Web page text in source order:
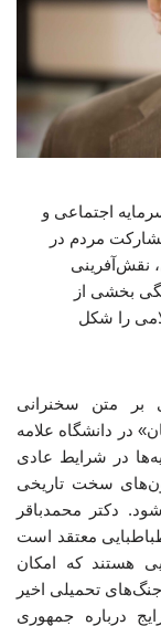
اجتماعی و
مردم در
نقش‌آفرینی
بخشی از
را شکل
بر متن سخنرانی
در دانشگاه علامه
در شرایط عادی
سخت تاریخی
دکتر محمدباقر
معتقد است
هستند که امکان
تحمیلی اخیر
درباره جمهوری